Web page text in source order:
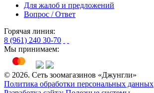
Для жалоб и предложений
Вопрос / Ответ
Горячая линия:
8 (961) 240 30-70
Мы принимаем:
© 2026. Сеть зоомагазинов «Джунгли»
Политика обработки персональных данных